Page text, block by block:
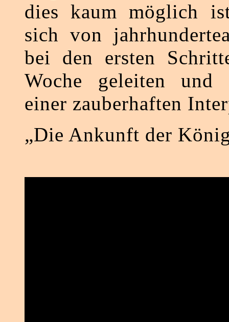
dies kaum möglich
sich von
bei den ersten
Woche geleiten und
einer zauberhaften
„Die Ankunft der